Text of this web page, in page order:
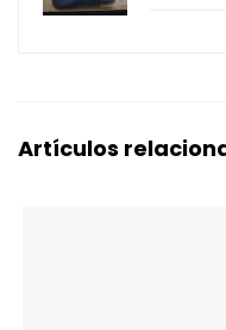
Artículos